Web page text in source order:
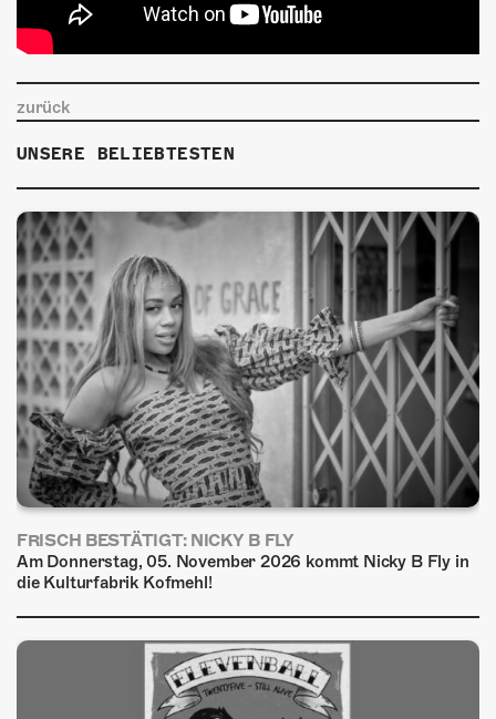
zurück
UNSERE BELIEBTESTEN
FRISCH BESTÄTIGT: NICKY B FLY
Am Donnerstag, 05. November 2026 kommt Nicky B Fly in
die Kulturfabrik Kofmehl!